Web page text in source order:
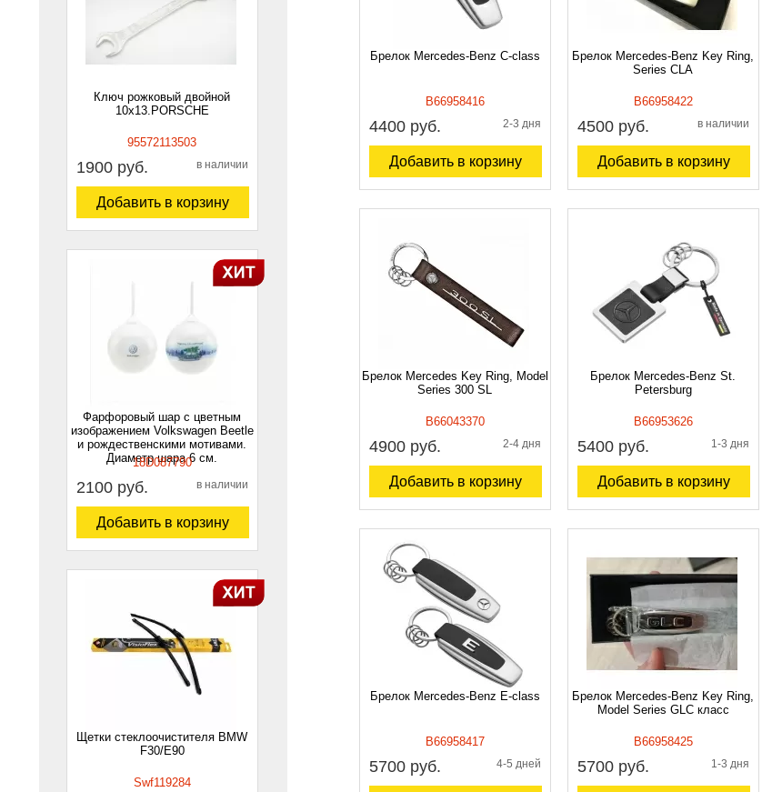
Ключ рожковый двойной
10х13.PORSCHE
95572113503
1900 руб. в наличии
Добавить в корзину
Фарфоровый шар с цветным
изображением Volkswagen Beetle
и рождественскими мотивами.
Диаметр шара 6 см.
18D087790
2100 руб. в наличии
Добавить в корзину
Щетки стеклоочистителя BMW
F30/E90
Swf119284
Брелок Mercedes-Benz C-class
B66958416
4400 руб. 2-3 дня
Добавить в корзину
Брелок Mercedes-Benz Key Ring,
Series CLA
B66958422
4500 руб. в наличии
Добавить в корзину
Брелок Mercedes Key Ring, Model
Series 300 SL
B66043370
4900 руб. 2-4 дня
Добавить в корзину
Брелок Mercedes-Benz St.
Petersburg
B66953626
5400 руб. 1-3 дня
Добавить в корзину
Брелок Mercedes-Benz E-class
B66958417
5700 руб. 4-5 дней
Брелок Mercedes-Benz Key Ring,
Model Series GLC класс
B66958425
5700 руб. 1-3 дня